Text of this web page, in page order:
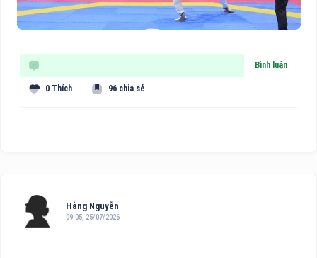
Bình luận
0 Thích 96 chia sẻ
Hằng Nguyễn
09:05, 25/07/2026